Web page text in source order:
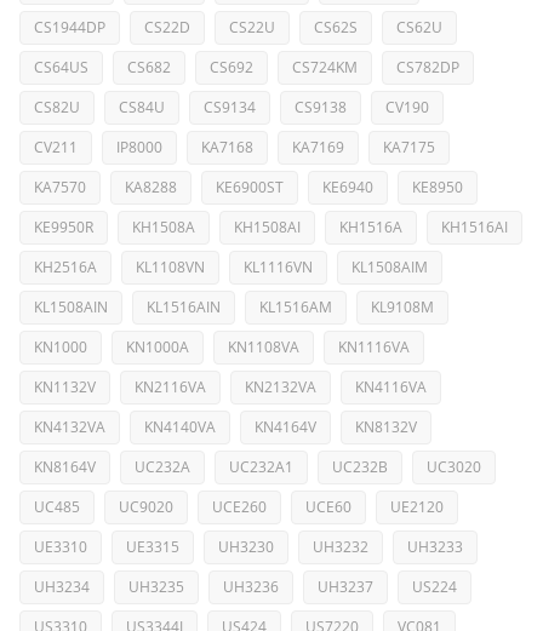
CS1944DP
CS22D CS22U CS62S
CS62U
CS64US
CS682 CS692 CS724KM
CS782DP
CS82U
CS84U CS9134 CS9138
CV190
CV211
IP8000 KA7168 KA7169
KA7175
KA7570
KA8288 KE6900ST KE6940
KE8950
KE9950R
KH1508A KH1508AI KH1516A
KH1516AI
KH2516A
KL1108VN KL1116VN
KL1508AIM
KL1508AIN
KL1516AIN KL1516AM
KL9108M
KN1000
KN1000A KN1108VA
KN1116VA
KN1132V
KN2116VA KN2132VA
KN4116VA
KN4132VA
KN4140VA KN4164V
KN8132V
KN8164V
UC232A UC232A1 UC232B
UC3020
UC485
UC9020 UCE260 UCE60
UE2120
UE3310
UE3315 UH3230 UH3232
UH3233
UH3234
UH3235 UH3236 UH3237
US224
US3310
US3344I US424 US7220
VC081